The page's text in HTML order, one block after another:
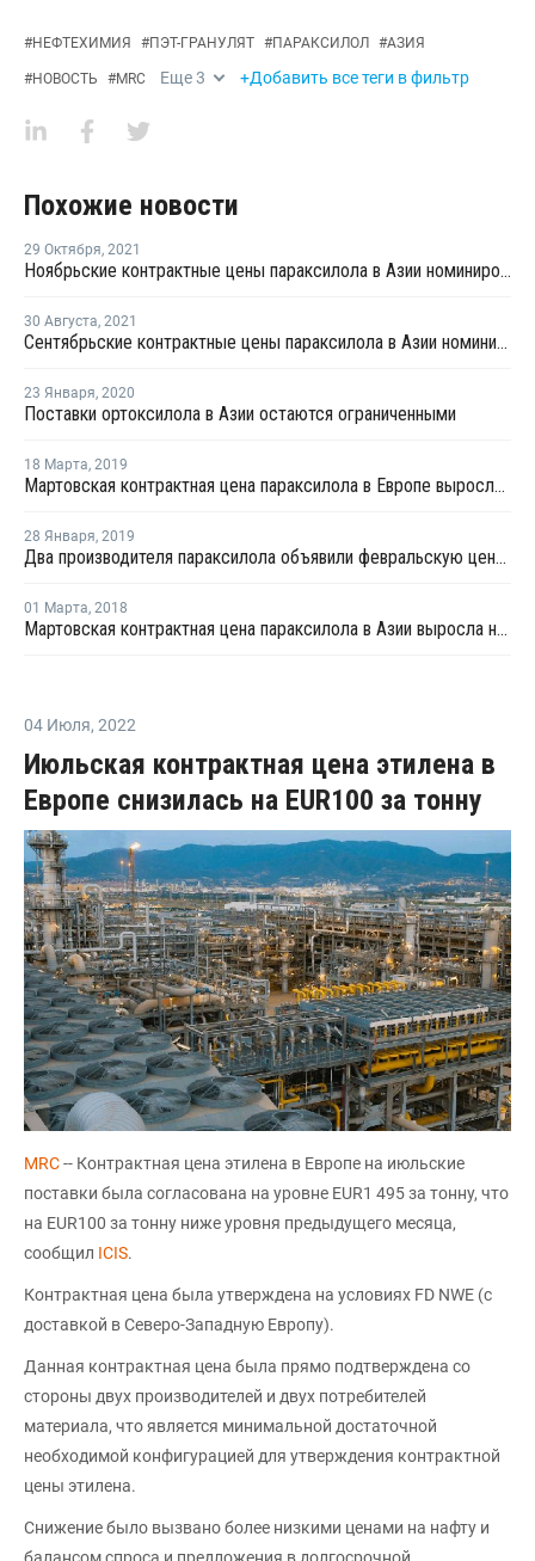
#НЕФТЕХИМИЯ #ПЭТ-ГРАНУЛЯТ #ПАРАКСИЛОЛ #АЗИЯ
#НОВОСТЬ #MRC Еще3 +Добавить все теги в фильтр
Похожие новости
29 Октября, 2021
Ноябрьские контрактные цены параксилола в Азии номинированы на уровне USD1 030-1 080 за тонну
30 Августа, 2021
Сентябрьские контрактные цены параксилола в Азии номинированы на уровне USD1 010-1 030 за тонну
23 Января, 2020
Поставки ортоксилола в Азии остаются ограниченными
18 Марта, 2019
Мартовская контрактная цена параксилола в Европе выросла на EUR35 за тонну
28 Января, 2019
Два производителя параксилола объявили февральскую цену в диапазоне USD1150-1180 за тонну
01 Марта, 2018
Мартовская контрактная цена параксилола в Азии выросла на USD5 за тонну
04 Июля, 2022
Июльская контрактная цена этилена в
Европе снизилась на EUR100 за тонну
MRC-- Контрактная цена этилена в Европе на июльские
поставки была согласована на уровне EUR1 495 за тонну, что
на EUR100 за тонну ниже уровня предыдущего месяца,
сообщил ICIS.
Контрактная цена была утверждена на условиях FD NWE (с
доставкой в Северо-Западную Европу).
Данная контрактная цена была прямо подтверждена со
стороны двух производителей и двух потребителей
материала, что является минимальной достаточной
необходимой конфигурацией для утверждения контрактной
цены этилена.
Снижение было вызвано более низкими ценами на нафту и